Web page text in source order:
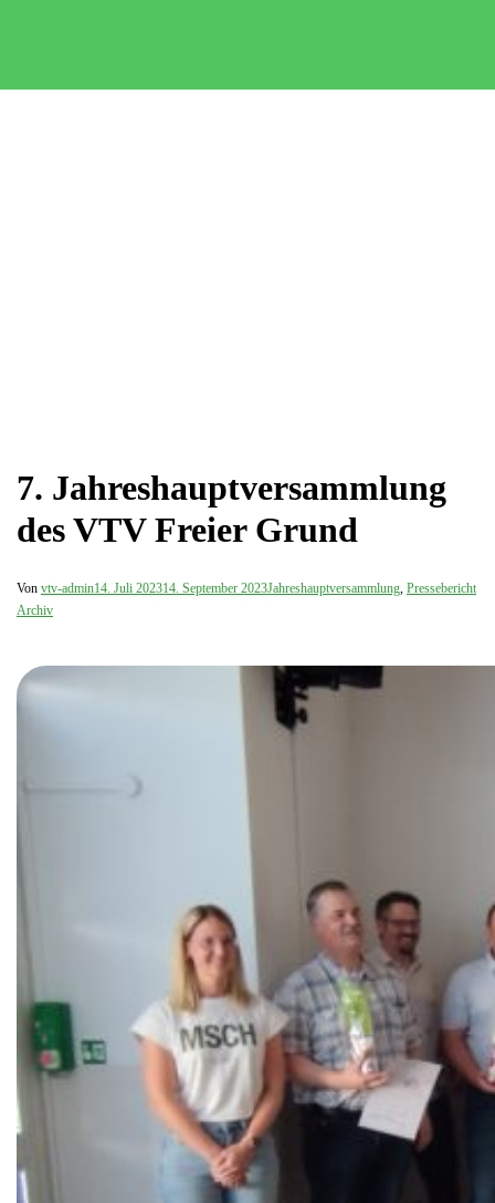
7. Jahreshauptversammlung
des VTV Freier Grund
Von vtv-admin14. Juli 202314. September 2023Jahreshauptversammlung, Pressebericht
Archiv